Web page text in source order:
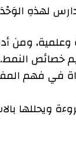
لهذهِ
ومن
خصائص النمط.
في فهم
ويحللها